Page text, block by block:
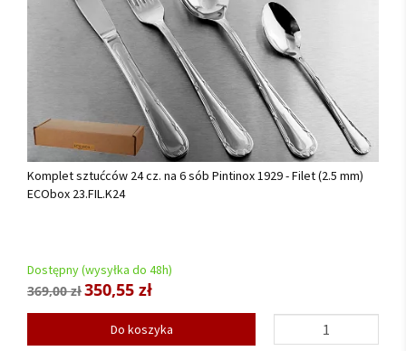
Komplet sztućców 24 cz. na 6 sób Pintinox 1929 - Filet (2.5 mm)
ECObox 23.FIL.K24
Dostępny (wysyłka do 48h)
369,00 zł350,55 zł
Do koszyka